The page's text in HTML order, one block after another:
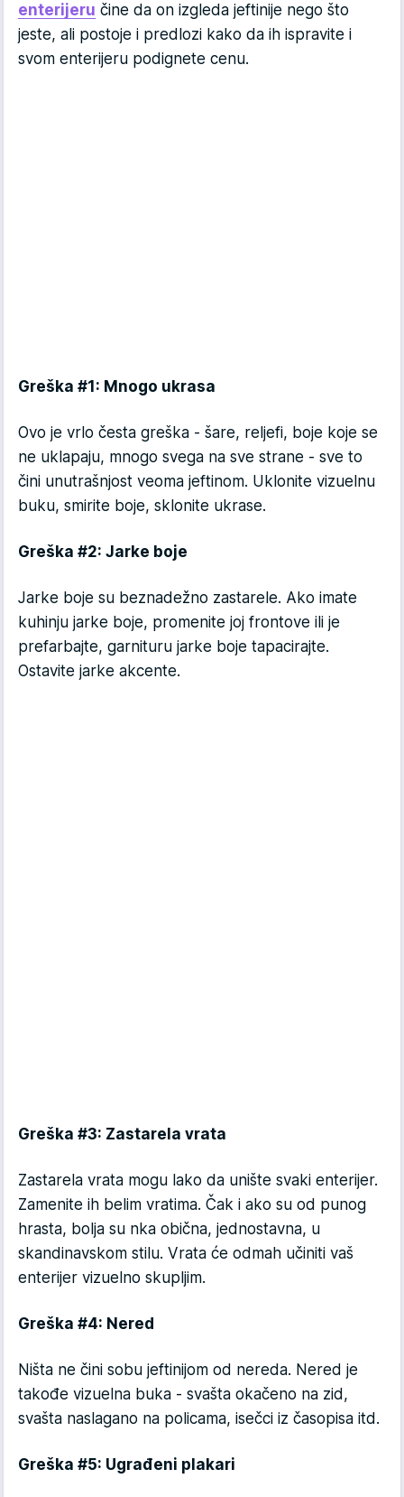
enterijeru čine da on izgleda jeftinije nego što
jeste, ali postoje i predlozi kako da ih ispravite i
svom enterijeru podignete cenu.
Greška #1: Mnogo ukrasa
Ovo je vrlo česta greška - šare, reljefi, boje koje se
ne uklapaju, mnogo svega na sve strane - sve to
čini unutrašnjost veoma jeftinom. Uklonite vizuelnu
buku, smirite boje, sklonite ukrase.
Greška #2: Jarke boje
Jarke boje su beznadežno zastarele. Ako imate
kuhinju jarke boje, promenite joj frontove ili je
prefarbajte, garnituru jarke boje tapacirajte.
Ostavite jarke akcente.
Greška #3: Zastarela vrata
Zastarela vrata mogu lako da unište svaki enterijer.
Zamenite ih belim vratima. Čak i ako su od punog
hrasta, bolja su nka obična, jednostavna, u
skandinavskom stilu. Vrata će odmah učiniti vaš
enterijer vizuelno skupljim.
Greška #4: Nered
Ništa ne čini sobu jeftinijom od nereda. Nered je
takođe vizuelna buka - svašta okačeno na zid,
svašta naslagano na policama, isečci iz časopisa itd.
Greška #5: Ugrađeni plakari